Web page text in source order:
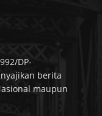
DP-
berita
maupun